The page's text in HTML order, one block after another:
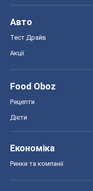
Авто
Тест Драйв
Акції
Food Oboz
Рецепти
Дієти
Економіка
Ринки та компанії